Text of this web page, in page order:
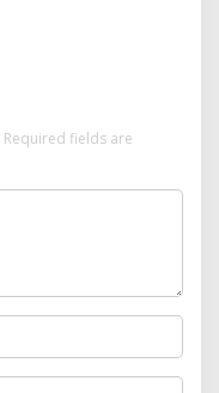
Required fields are